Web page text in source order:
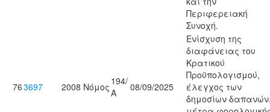
Περιφερειακή
Συνοχή.
763697 2008 Νόμος 194/
Α
08/09/2025
Ενίσχυση της
διαφάνειας του
Κρατικού
Προϋπολογισμού,
έλεγχος των
δημοσίων